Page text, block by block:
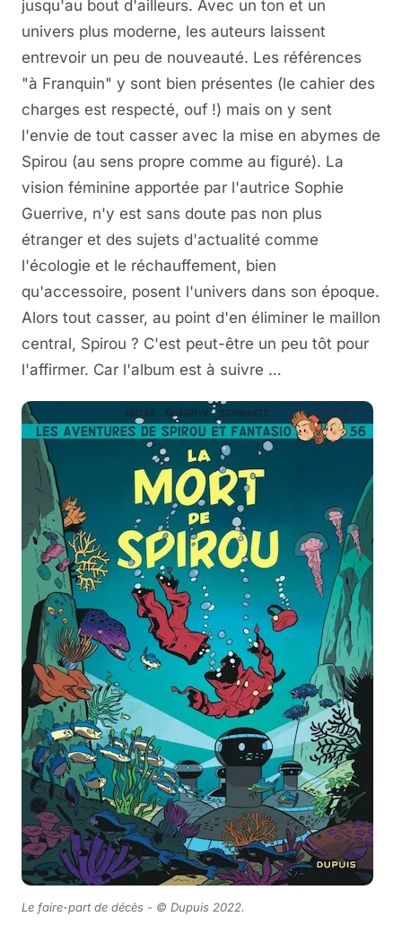
jusqu'au bout d'ailleurs. Avec un ton et un
univers plus moderne, les auteurs laissent
entrevoir un peu de nouveauté. Les références
"à Franquin" y sont bien présentes (le cahier des
charges est respecté, ouf !) mais on y sent
l'envie de tout casser avec la mise en abymes de
Spirou (au sens propre comme au figuré). La
vision féminine apportée par l'autrice Sophie
Guerrive, n'y est sans doute pas non plus
étranger et des sujets d'actualité comme
l'écologie et le réchauffement, bien
qu'accessoire, posent l'univers dans son époque.
Alors tout casser, au point d'en éliminer le maillon
central, Spirou ? C'est peut-être un peu tôt pour
l'affirmer. Car l'album est à suivre …
Le faire-part de décès - © Dupuis 2022.